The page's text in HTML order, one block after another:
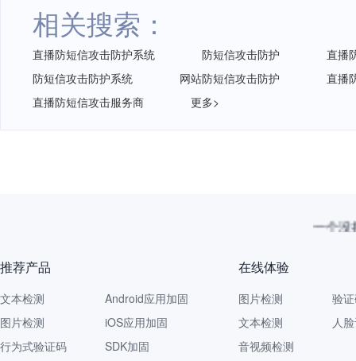
相关搜索：
直播防短信攻击防护系统 防短信攻击防护
直播
防短信攻击防护系统
网站防短信攻击防护
直播
直播防短信攻击服务商
更多>
一个没
推荐产品
文本检测
图片检测
行为式验证码
Android应用加固
iOS应用加固
SDK加固
在线体验
图片检测
文本检测
音视频检测
验
人